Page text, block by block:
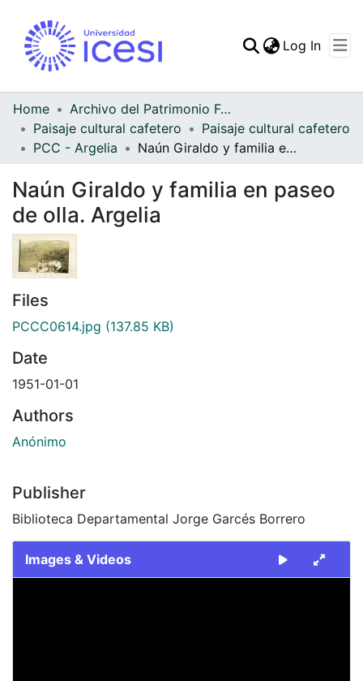
Statistics
Log In
Home
Archivo del Patrimonio Fotográfico y Fílmico del Valle del Cauca
Paisaje cultural cafetero
Paisaje cultural cafetero
PCC - Argelia
Naún Giraldo y familia en paseo de olla. Argelia
Naún Giraldo y familia en paseo
de olla. Argelia
Files
PCCC0614.jpg (137.85 KB)
Date
1951-01-01
Authors
Anónimo
Publisher
Biblioteca Departamental Jorge Garcés Borrero
Images & Videos